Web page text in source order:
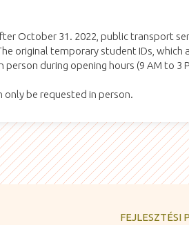
October 31. 2022, public transport
original temporary student IDs, which
during opening hours (9 AM to 3
only be requested in person.
FEJLESZTÉSI